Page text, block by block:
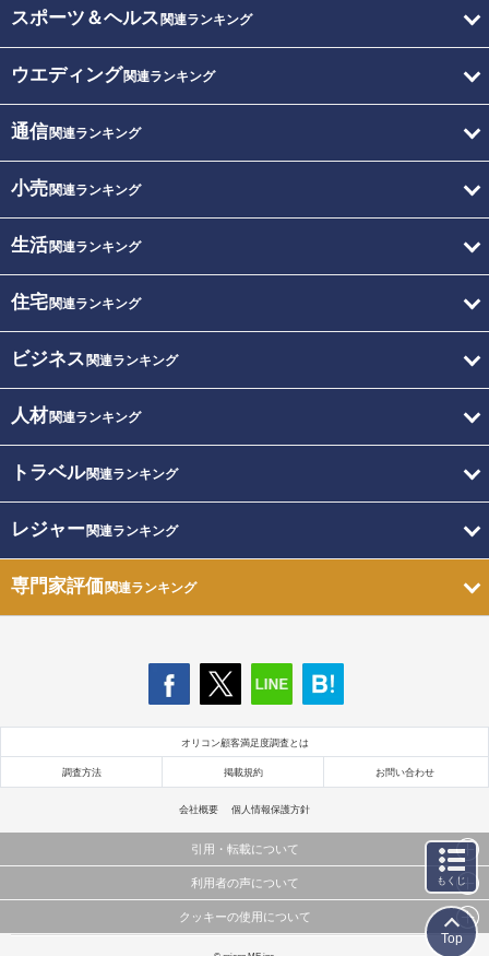
スポーツ＆ヘルス 関連ランキング
ウエディング関連ランキング
通信関連ランキング
小売関連ランキング
生活関連ランキング
住宅関連ランキング
ビジネス 関連ランキング
人材関連ランキング
トラベル関連ランキング
レジャー関連ランキング
専門家評価関連ランキング
オリコン顧客満足度調査とは
調査方法 掲載規約 お問い合わせ
会社概要 個人情報保護方針
引用・転載について
当サイトで公開されている情報（文字、写真、イラスト、画像データ等）及びこれらの配置・
これらの情報を権利者の許可なく無断転載・複製などの二次利用を行うことは固く禁じており
利用者の声について
当サイトに掲載している内容はすべてサービスの利用者が提出された見解・感想です。
クッキーの使用について
もくじ
Top